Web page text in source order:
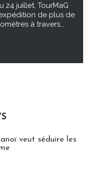
24 juillet, TourMaG
de plus de
à travers...
veut séduire les